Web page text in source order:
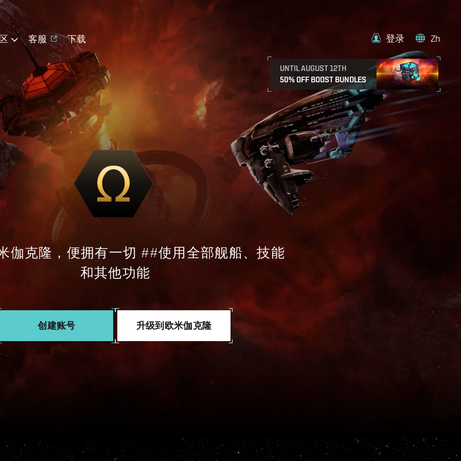
客服 下载
UNTIL AUGUST 12TH
50% OFF BOOST BUNDLES
登录 Zh
伽克隆，便拥有一切 ##使用全部舰船、技能
和其他功能
创建账号 升级到欧米伽克隆